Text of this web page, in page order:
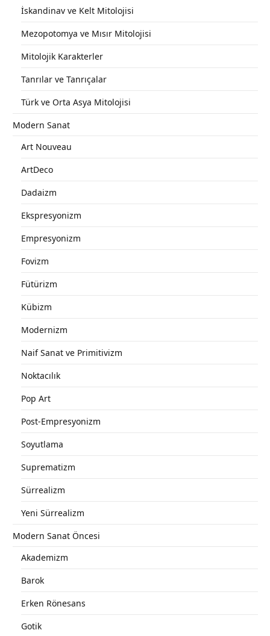
İskandinav ve Kelt Mitolojisi
Mezopotomya ve Mısır Mitolojisi
Mitolojik Karakterler
Tanrılar ve Tanrıçalar
Türk ve Orta Asya Mitolojisi
Modern Sanat
Art Nouveau
ArtDeco
Dadaizm
Ekspresyonizm
Empresyonizm
Fovizm
Fütürizm
Kübizm
Modernizm
Naif Sanat ve Primitivizm
Noktacılık
Pop Art
Post-Empresyonizm
Soyutlama
Suprematizm
Sürrealizm
Yeni Sürrealizm
Modern Sanat Öncesi
Akademizm
Barok
Erken Rönesans
Gotik